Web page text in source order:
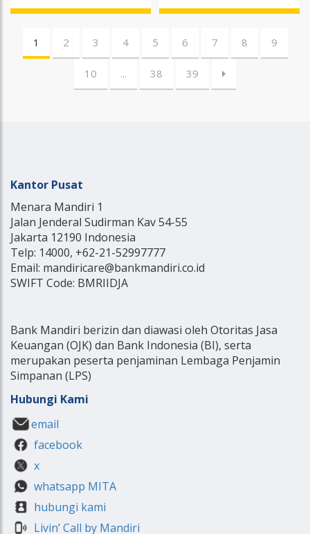
1 2 3 4 5 6 7 8 9
10 ... 38 39
Kantor Pusat
Menara Mandiri 1
Jalan Jenderal Sudirman Kav 54-55
Jakarta 12190 Indonesia
Telp: 14000, +62-21-52997777
Email: mandiricare@bankmandiri.co.id
SWIFT Code: BMRIIDJA
Bank Mandiri berizin dan diawasi oleh Otoritas Jasa
Keuangan (OJK) dan Bank Indonesia (BI), serta
merupakan peserta penjaminan Lembaga Penjamin
Simpanan (LPS)
Hubungi Kami
email
facebook
x
whatsapp MITA
hubungi kami
Livin’ Call by Mandiri